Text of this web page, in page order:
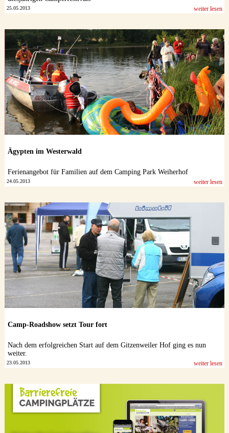
25.05.2013 weiter lesen
Ägypten im Westerwald
Ferienangebot für Familien auf dem Camping Park Weiherhof
24.05.2013 weiter lesen
Camp-Roadshow setzt Tour fort
Nach dem erfolgreichen Start auf dem Gitzenweiler Hof ging es nun
weiter.
23.05.2013 weiter lesen